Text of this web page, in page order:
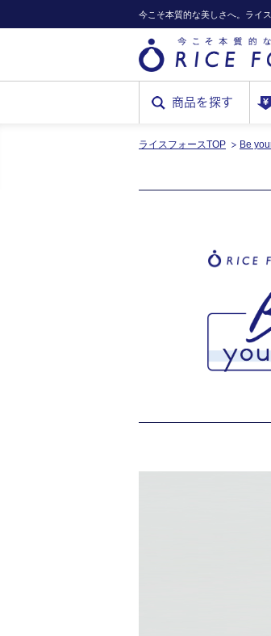
今こそ本質的な美しさへ。ライス
RICE
商品を探す
ライスフォースTOP Be